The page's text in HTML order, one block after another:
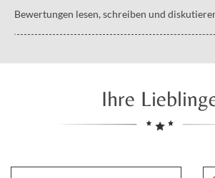
Bewertungen lesen, schreiben und
Ihre